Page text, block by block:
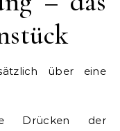
über eine
Drücken der